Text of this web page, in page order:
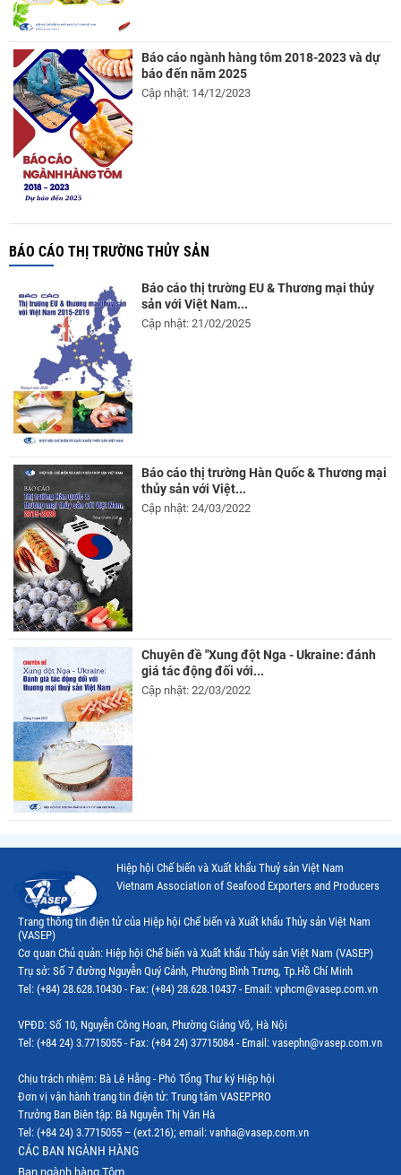
Báo cáo ngành hàng tôm 2018-2023 và dự
báo đến năm 2025
Cập nhật: 14/12/2023
BÁO CÁO THỊ TRƯỜNG THỦY SẢN
Báo cáo thị trường EU & Thương mại thủy
sản với Việt Nam...
Cập nhật: 21/02/2025
Báo cáo thị trường Hàn Quốc & Thương mại
thủy sản với Việt...
Cập nhật: 24/03/2022
Chuyên đề "Xung đột Nga - Ukraine: đánh
giá tác động đối với...
Cập nhật: 22/03/2022
Hiệp hội Chế biến và Xuất khẩu Thuỷ sản Việt Nam
Vietnam Association of Seafood Exporters and Producers
Trang thông tin điện tử của Hiệp hội Chế biến và Xuất khẩu Thủy sản Việt Nam
(VASEP)
Cơ quan Chủ quản: Hiệp hội Chế biến và Xuất khẩu Thủy sản Việt Nam (VASEP)
Trụ sở: Số 7 đường Nguyễn Quý Cảnh, Phường Bình Trưng, Tp.Hồ Chí Minh
Tel: (+84) 28.628.10430 - Fax: (+84) 28.628.10437 - Email: vphcm@vasep.com.vn
VPĐD: Số 10, Nguyễn Công Hoan, Phường Giảng Võ, Hà Nội
Tel: (+84 24) 3.7715055 - Fax: (+84 24) 37715084 - Email: vasephn@vasep.com.vn
Chịu trách nhiệm: Bà Lê Hằng - Phó Tổng Thư ký Hiệp hội
Đơn vị vận hành trang tin điện tử: Trung tâm VASEP.PRO
Trưởng Ban Biên tập: Bà Nguyễn Thị Vân Hà
Tel: (+84 24) 3.7715055 – (ext.216); email: vanha@vasep.com.vn
CÁC BAN NGÀNH HÀNG
Ban ngành hàng Tôm